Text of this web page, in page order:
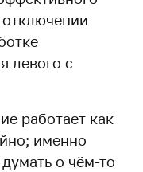
левого с
работает как
именно
о чём-то